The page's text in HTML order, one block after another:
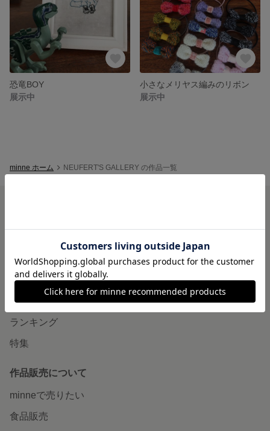
恐竜BOY
展示中
小さなメリヤス編みのリボン
展示中
minne ホーム NEUFERT'S GALLERY の作品一覧
minneで買いたい
作品をさがす
ショップをさがす
ランキング
特集
作品販売について
minneで売りたい
食品販売